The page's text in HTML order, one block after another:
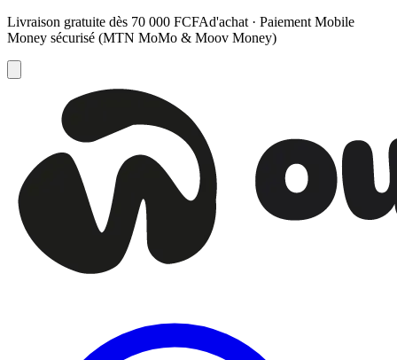
Livraison gratuite dès 70 000 FCFAd'achat · Paiement Mobile
Money sécurisé (MTN MoMo & Moov Money)